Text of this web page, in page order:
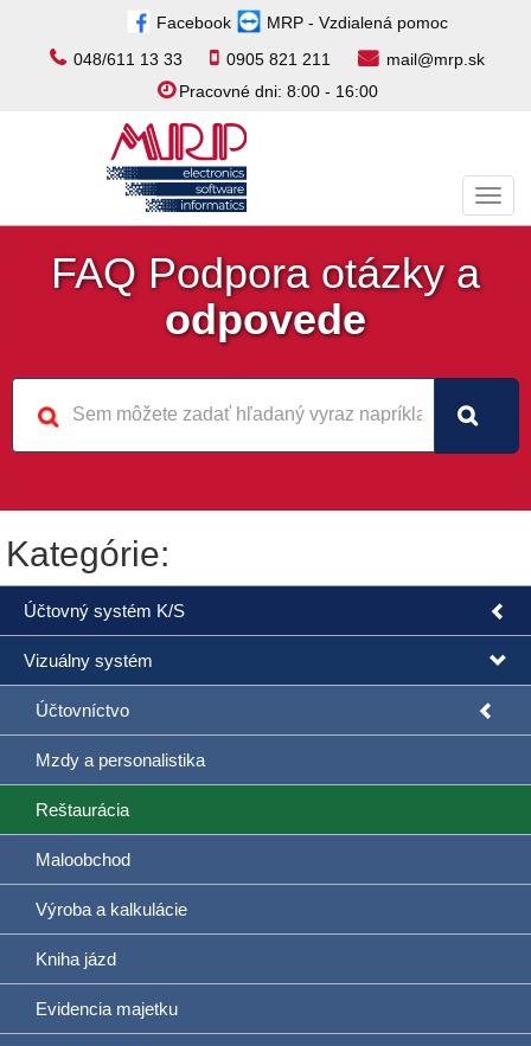
Facebook
MRP - Vzdialená pomoc
048/611 13 33
0905 821 211
mail@mrp.sk
Pracovné dni: 8:00 - 16:00
FAQ Podpora otázky a
odpovede
Kategórie:
Účtovný systém K/S
Vizuálny systém
Účtovníctvo
Mzdy a personalistika
Reštaurácia
Maloobchod
Výroba a kalkulácie
Kniha jázd
Evidencia majetku